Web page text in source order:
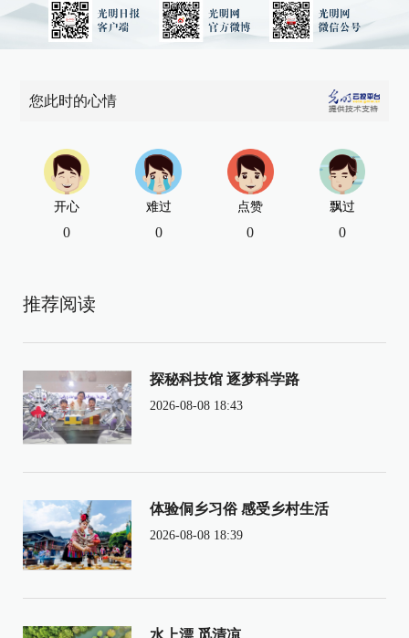
您此时的心情
开心
0
难过
0
点赞
0
飘过
0
推荐阅读
探秘科技馆 逐梦科学路
2026-08-08 18:43
体验侗乡习俗 感受乡村生活
2026-08-08 18:39
水上漂 觅清凉